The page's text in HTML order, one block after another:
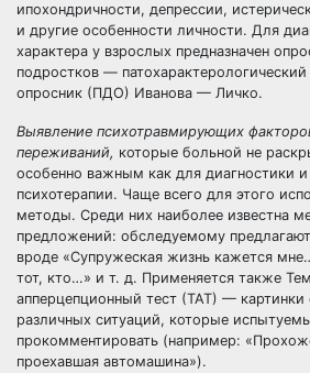
ипохондричности, депрессии,
и другие особенности личности. Для
характера у взрослых предназначен
подростков — патохарактерологический
опросник (ПДО) Иванова — Личко.
Выявление психотравмирующих
переживаний, которые больной не
особенно важным как для диагностики и
психотерапии. Чаще всего для этого
методы. Среди них наиболее известна
предложений: обследуемому
вроде «Супружеская жизнь кажется
тот, кто…» и т. д. Применяется также
апперцепционный тест (ТАТ) —
различных ситуаций, которые
прокомментировать (например:
проехавшая автомашина»).